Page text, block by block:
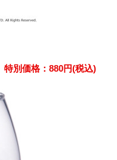
特別価格：880円(税込)